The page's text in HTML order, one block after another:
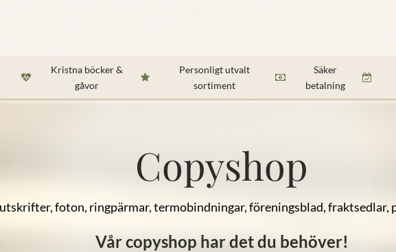
Kristna böcker &
gåvor
Personligt utvalt
sortiment
Säker
betalning
Copyshop
foton, ringpärmar, termobindningar, föreningsblad, fraktsedlar,
Vår copyshop har det du behöver!